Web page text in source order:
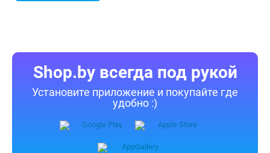
Shop.by всегда под рукой
Установите приложение и покупайте где
удобно :)